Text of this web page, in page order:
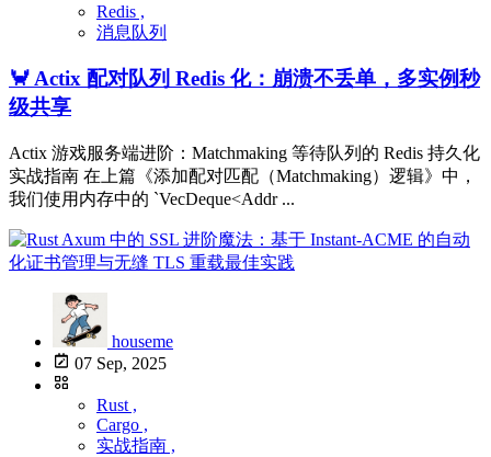
Redis ,
消息队列
🦀 Actix 配对队列 Redis 化：崩溃不丢单，多实例秒
级共享
Actix 游戏服务端进阶：Matchmaking 等待队列的 Redis 持久化
实战指南 在上篇《添加配对匹配（Matchmaking）逻辑》中，
我们使用内存中的 `VecDeque<Addr ...
houseme
07 Sep, 2025
Rust ,
Cargo ,
实战指南 ,